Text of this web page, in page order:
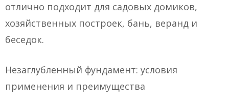
отлично подходит для садовых домиков,
хозяйственных построек, бань, веранд и
беседок.
Незаглубленный фундамент: условия
применения и преимущества